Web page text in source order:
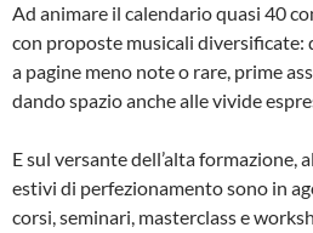
Ad animare il calendario quasi 40
con proposte musicali diversificate:
a pagine meno note o rare, prime
dando spazio anche alle vivide
E sul versante dell’alta formazione,
estivi di perfezionamento sono in
corsi, seminari, masterclass e